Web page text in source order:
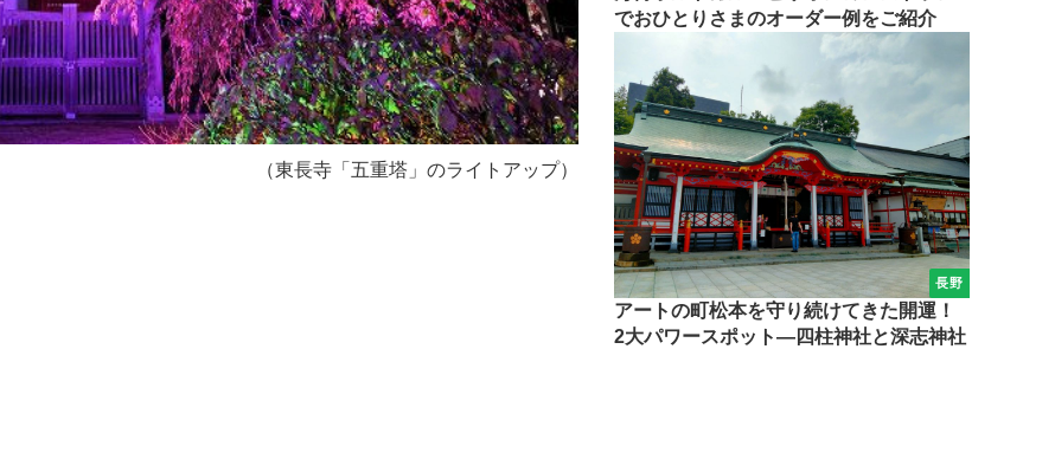
（東長寺「五重塔」のライトアップ）
でおひとりさまのオーダー例をご紹介
長野
アートの町松本を守り続けてきた開運！
2大パワースポット―四柱神社と深志神社